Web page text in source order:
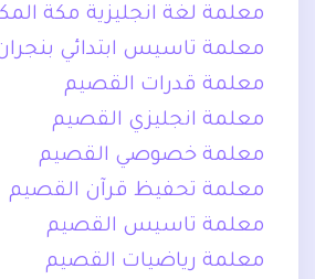
معلمة لغة انجليزية مكة
معلمة تاسيس ابتدائي
معلمة قدرات القصيم
معلمة انجليزي القصيم
معلمة خصوصي القصيم
معلمة تحفيظ قرآن القصيم
معلمة تاسيس القصيم
معلمة رياضيات القصيم